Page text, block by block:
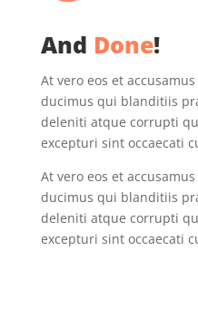
And Done!
At vero eos et
ducimus qui blanditiis
deleniti atque corrupti
excepturi sint occaecati
At vero eos et
ducimus qui blanditiis
deleniti atque corrupti
excepturi sint occaecati